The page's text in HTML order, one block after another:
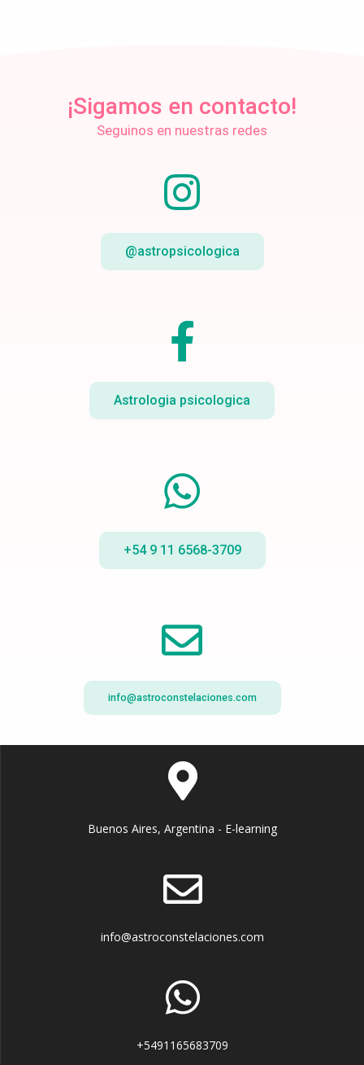
¡Sigamos en contacto!
Seguinos en nuestras redes
@astropsicologica
Astrologia psicologica
+54 9 11 6568-3709
info@astroconstelaciones.com
Buenos Aires, Argentina - E-learning
info@astroconstelaciones.com
+5491165683709